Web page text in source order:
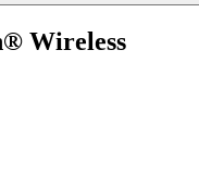
Wireless